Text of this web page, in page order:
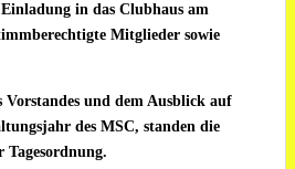
in das Clubhaus am
Mitglieder sowie
Vorstandes und dem Ausblick auf
des MSC, standen die
Tagesordnung.